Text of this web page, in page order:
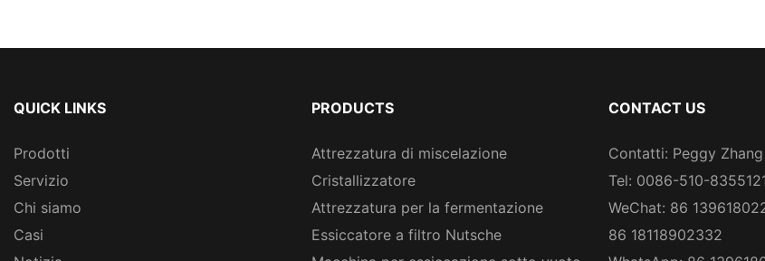
QUICK LINKS
Prodotti
Servizio
Chi siamo
Casi
PRODUCTS
Attrezzatura di miscelazione
Cristallizzatore
Attrezzatura per la fermentazione
Essiccatore a filtro Nutsche
CONTACT US
Contatti: Peggy Zhang
Tel: 0086-510-
WeChat: 86
86 18118902332